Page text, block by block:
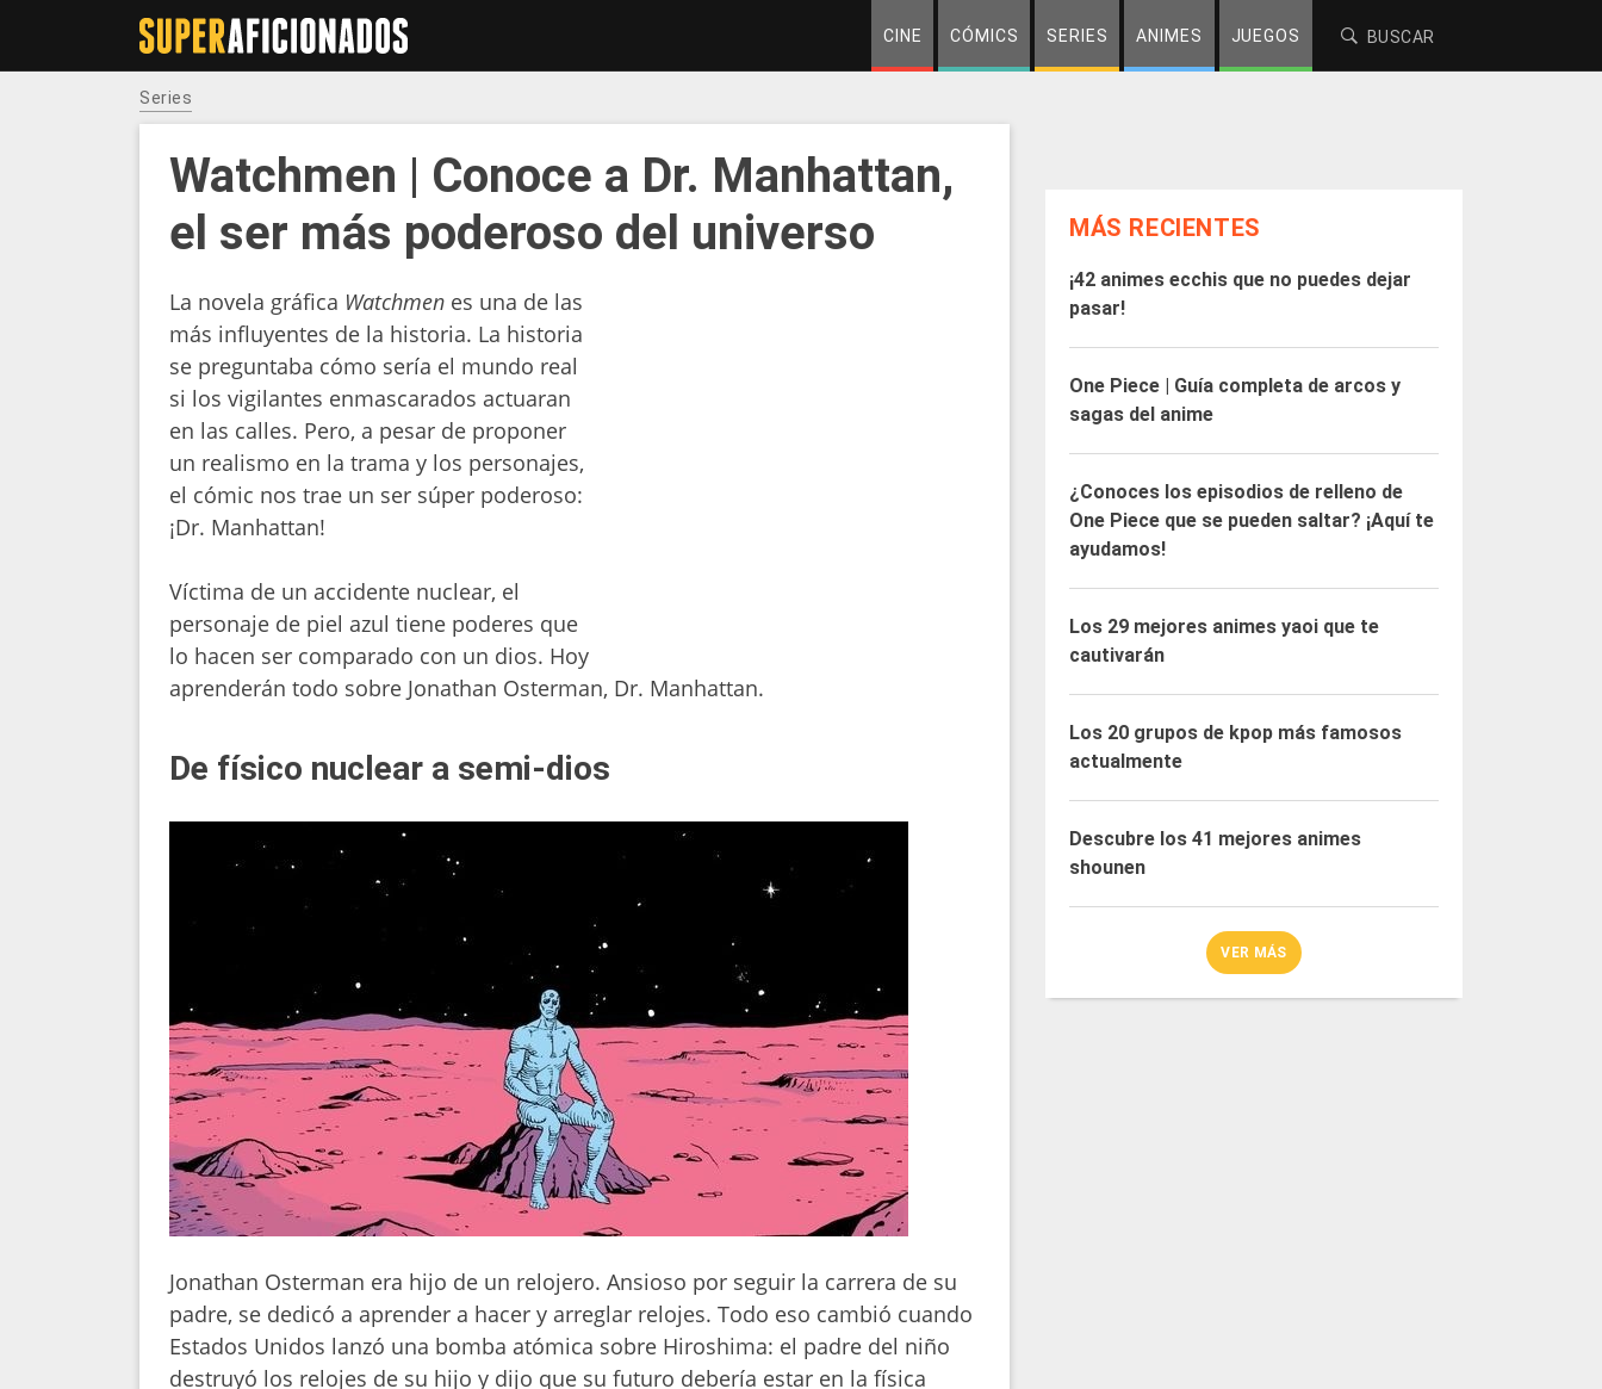
CINE CÓMICS SERIES ANIMES JUEGOS
Series
Watchmen | Conoce a Dr. Manhattan,
el ser más poderoso del universo
La novela gráfica Watchmen es una de las
más influyentes de la historia. La historia
se preguntaba cómo sería el mundo real
si los vigilantes enmascarados actuaran
en las calles. Pero, a pesar de proponer
un realismo en la trama y los personajes,
el cómic nos trae un ser súper poderoso:
¡Dr. Manhattan!
Víctima de un accidente nuclear, el
personaje de piel azul tiene poderes que
lo hacen ser comparado con un dios. Hoy
aprenderán todo sobre Jonathan Osterman, Dr. Manhattan.
De físico nuclear a semi-dios
Jonathan Osterman era hijo de un relojero. Ansioso por seguir la carrera de su
padre, se dedicó a aprender a hacer y arreglar relojes. Todo eso cambió cuando
Estados Unidos lanzó una bomba atómica sobre Hiroshima: el padre del niño
destruyó los relojes de su hijo y dijo que su futuro debería estar en la física
MÁS RECIENTES
¡42 animes ecchis que no puedes dejar
pasar!
One Piece | Guía completa de arcos y
sagas del anime
¿Conoces los episodios de relleno de
One Piece que se pueden saltar? ¡Aquí te
ayudamos!
Los 29 mejores animes yaoi que te
cautivarán
Los 20 grupos de kpop más famosos
actualmente
Descubre los 41 mejores animes
shounen
VER MÁS